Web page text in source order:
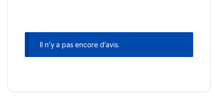
Il n’y a pas encore d’avis.